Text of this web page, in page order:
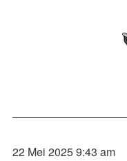
22 Mei 2025 9:43 am